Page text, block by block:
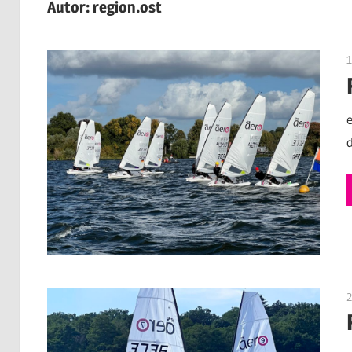
Aero
KV
e.V.
Autor:region.ost